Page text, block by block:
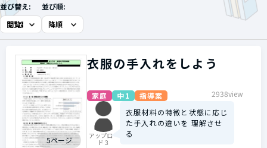
並び替え: 並び順:
5ページ
衣服の手入れをしよう
家庭 中1 指導案 2938view
アップロー
ド３
衣服材料の特徴と状態に応じ
た手入れの違いを 理解させ
る